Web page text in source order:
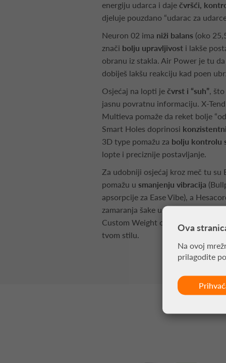
energiju udarca i daje čvršći,
djeluje pouzdano “udarac za
Neuron 02 ima niži balans (oko
znači bolju upravljivost i lakše
obranu iz stakla. Air Power je tu
dobiješ lakšu reakciju kad poen
Osjećaj na lopti je čvrst i “suh”,
jasnu povratnu informaciju. X-
Multieva pomaže da reket bolje
Smart Holes doprinosi
3D type pomažu za bolju kontrolu
lopte i preciznije postavljanje.
Za udobniji osjećaj kroz meč tu su
pomažu u smanjenju vibracija
apsorpcije za Ease Vibe), a
zamaranja šake u brzim
Custom Weight omogućuje
tvom stilu.
Ova
Na ovoj
prilagodite